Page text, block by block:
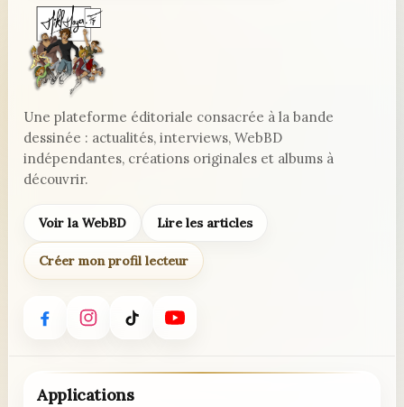
ses
héros
Une plateforme éditoriale consacrée à la bande
dessinée : actualités, interviews, WebBD
indépendantes, créations originales et albums à
découvrir.
Voir la WebBD Lire les articles
Créer mon profil lecteur
Applications